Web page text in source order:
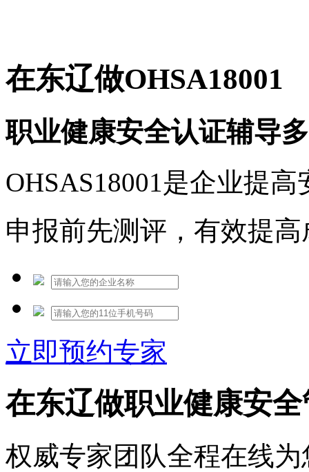
在东辽做OHSA18001
职业健康安全认证辅导
OHSAS18001是企业提
申报前先测评，有效提
立即预约专家
在东辽做职业健康安
权威专家团队全程在线